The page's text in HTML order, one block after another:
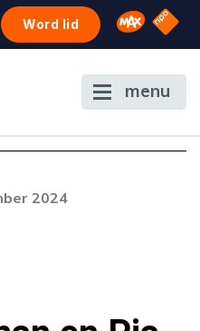
Word lid Omroep
NPO
menu
Als het
klantenservice.
2024